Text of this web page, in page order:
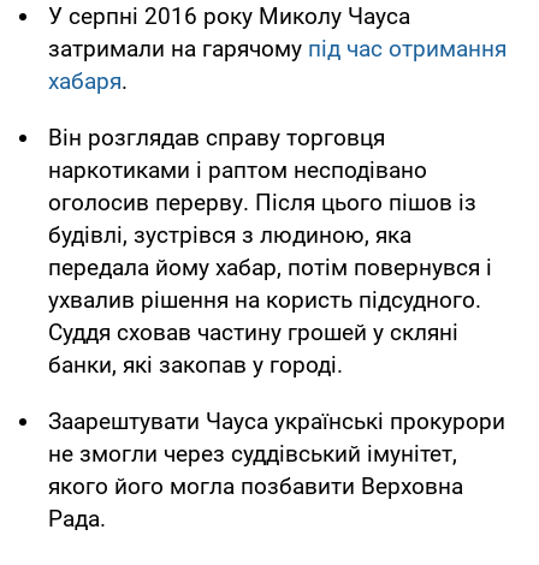
У серпні 2016 року Миколу Чауса
затримали на гарячому під час отримання
хабаря.
Він розглядав справу торговця
наркотиками і раптом несподівано
оголосив перерву. Після цього пішов із
будівлі, зустрівся з людиною, яка
передала йому хабар, потім повернувся і
ухвалив рішення на користь підсудного.
Суддя сховав частину грошей у скляні
банки, які закопав у городі.
Заарештувати Чауса українські прокурори
не змогли через суддівський імунітет,
якого його могла позбавити Верховна
Рада.